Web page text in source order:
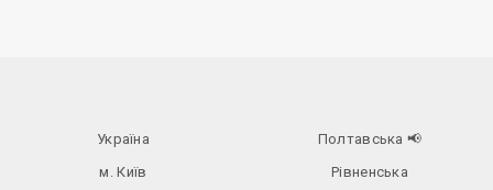
Україна
м. Київ
Полтавська 📢
Рівненська